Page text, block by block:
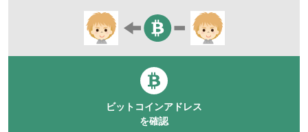
ビットコインアドレス
を確認